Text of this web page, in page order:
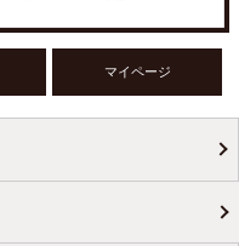
マイページ